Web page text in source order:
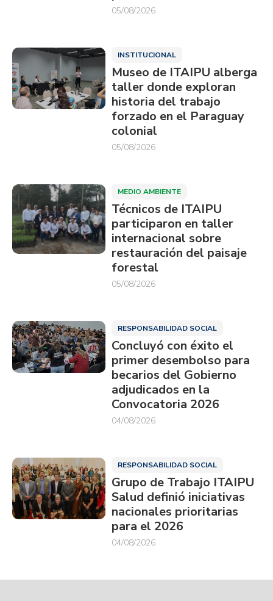
05/08/2026
INSTITUCIONAL
Museo de ITAIPU alberga
taller donde exploran
historia del trabajo
forzado en el Paraguay
colonial
05/08/2026
MEDIO AMBIENTE
Técnicos de ITAIPU
participaron en taller
internacional sobre
restauración del paisaje
forestal
05/08/2026
RESPONSABILIDAD SOCIAL
Concluyó con éxito el
primer desembolso para
becarios del Gobierno
adjudicados en la
Convocatoria 2026
04/08/2026
RESPONSABILIDAD SOCIAL
Grupo de Trabajo ITAIPU
Salud definió iniciativas
nacionales prioritarias
para el 2026
04/08/2026